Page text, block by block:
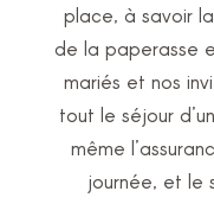
place, à savoir
de la paperasse
mariés et nos
tout le séjour
même
journée, et le